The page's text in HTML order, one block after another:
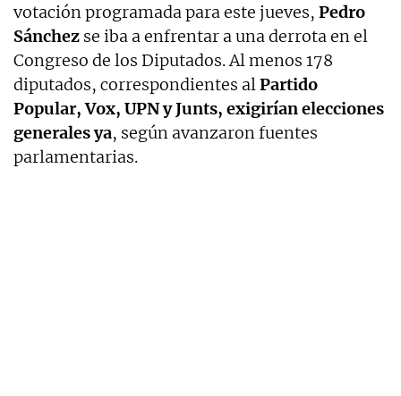
votación programada para este jueves, Pedro
Sánchez se iba a enfrentar a una derrota en el
Congreso de los Diputados. Al menos 178
diputados, correspondientes alPartido
Popular, Vox, UPN y Junts, exigirían elecciones
generales ya, según avanzaron fuentes
parlamentarias.